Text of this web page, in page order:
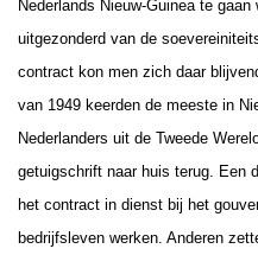
Nederlands Nieuw-Guinea te
uitgezonderd van de
contract kon men zich daar
van 1949 keerden de meeste in
Nederlanders uit de Tweede
getuigschrift naar huis terug. Een
het contract in dienst bij het
bedrijfsleven werken. Anderen